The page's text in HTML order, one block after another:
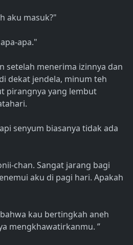
aku masuk?"
apa."
setelah menerima izinnya dan
dekat jendela, minum teh
pirangnya yang lembut
senyum biasanya tidak ada
chan. Sangat jarang bagi
aku di pagi hari. Apakah
kau bertingkah aneh
mengkhawatirkanmu. ”